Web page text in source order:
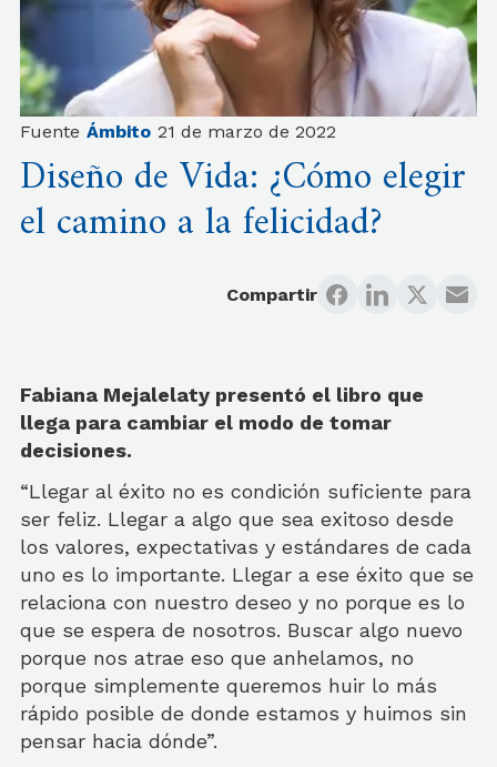
Fuente Ámbito 21 de marzo de 2022
Diseño de Vida: ¿Cómo elegir
el camino a la felicidad?
Compartir
Fabiana Mejalelaty presentó el libro que
llega para cambiar el modo de tomar
decisiones.
“Llegar al éxito no es condición suficiente para
ser feliz. Llegar a algo que sea exitoso desde
los valores, expectativas y estándares de cada
uno es lo importante. Llegar a ese éxito que se
relaciona con nuestro deseo y no porque es lo
que se espera de nosotros. Buscar algo nuevo
porque nos atrae eso que anhelamos, no
porque simplemente queremos huir lo más
rápido posible de donde estamos y huimos sin
pensar hacia dónde”.